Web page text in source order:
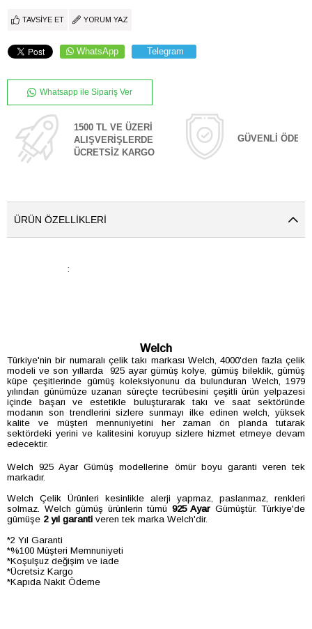
TAVSIYE ET YORUM YAZ
WhatsApp Telegram
Whatsapp ile Sipariş Ver
1500 TL VE ÜZERİ
ALIŞVERİŞLERDE
ÜCRETSİZ KARGO
GÜVENLİ
ÜRÜN ÖZELLIKLERI
:
Welch
Türkiye'nin bir numaralı çelik takı markası Welch, 4000'den fazla çelik
modeli ve son yıllarda 925 ayar gümüş kolye, gümüş bileklik, gümüş
küpe çeşitlerinde gümüş koleksiyonunu da bulunduran Welch, 1979
yılından günümüze uzanan süreçte tecrübesini çeşitli ürün yelpazesi
içinde başarı ve estetikle buluşturarak takı ve saat sektöründe
modanın son trendlerini sizlere sunmayı ilke edinen welch, yüksek
kalite ve müşteri mennuniyetini her zaman ön planda tutarak
sektördeki yerini ve kalitesini koruyup sizlere hizmet etmeye devam
edecektir.
Welch 925 Ayar Gümüş modellerine ömür boyu garanti veren tek
markadır.
Welch Çelik Ürünleri kesinlikle alerji yapmaz, paslanmaz, renkleri
solmaz. Welch gümüş ürünlerin tümü 925 Ayar Gümüştür. Türkiye'de
gümüşe 2 yıl garanti veren tek marka Welch'dir.
*2 Yıl Garanti
*%100 Müşteri Memnuniyeti
*Koşulşuz değişim ve iade
*Ücretsiz Kargo
*Kapıda Nakit Ödeme